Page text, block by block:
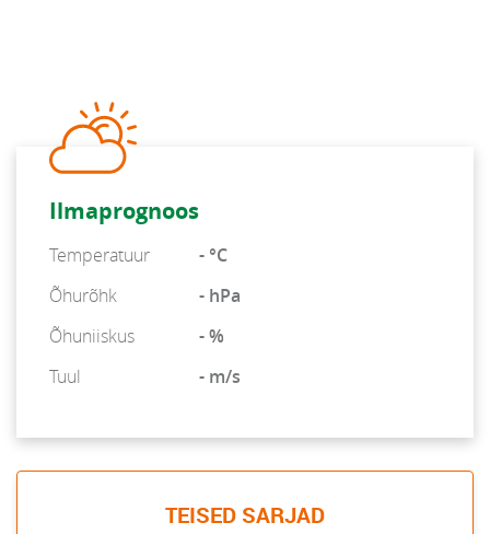
Ilmaprognoos
Temperatuur
- °C
Õhurõhk
- hPa
Õhuniiskus
- %
Tuul
- m/s
TEISED SARJAD